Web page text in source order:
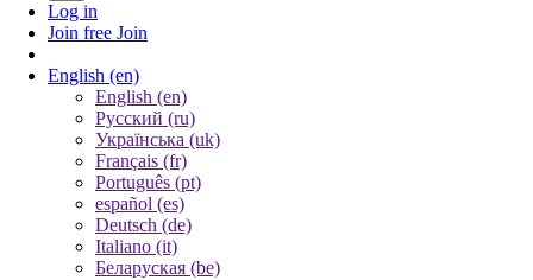
Log in
Join free Join
English (en)
English (en)
Русский (ru)
Українська (uk)
Français (fr)
Português (pt)
español (es)
Deutsch (de)
Italiano (it)
Беларуская (be)